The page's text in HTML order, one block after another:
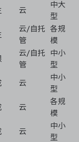
云
中大
型
云/自托
管
各规
模
云/自托
管
中小
型
云
中小
型
云
各规
模
云
中小
型